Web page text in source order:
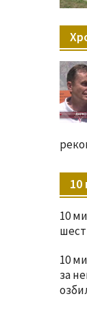
10
10
10
за